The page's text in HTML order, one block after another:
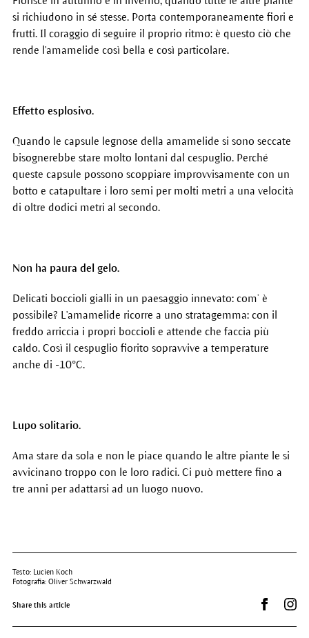
si richiudono in sé stesse. Porta contemporaneamente fiori e
frutti. Il coraggio di seguire il proprio ritmo: è questo ciò che
rende l'amamelide così bella e così particolare.
Effetto esplosivo.
Quando le capsule legnose della amamelide si sono seccate
bisognerebbe stare molto lontani dal cespuglio. Perché
queste capsule possono scoppiare improvvisamente con un
botto e catapultare i loro semi per molti metri a una velocità
di oltre dodici metri al secondo.
Non ha paura del gelo.
Delicati boccioli gialli in un paesaggio innevato: com’ è
possibile? L'amamelide ricorre a uno stratagemma: con il
freddo arriccia i propri boccioli e attende che faccia più
caldo. Così il cespuglio fiorito sopravvive a temperature
anche di -10°C.
Lupo solitario.
Ama stare da sola e non le piace quando le altre piante le si
avvicinano troppo con le loro radici. Ci può mettere fino a
tre anni per adattarsi ad un luogo nuovo.
Testo: Lucien Koch
Fotografia: Oliver Schwarzwald
Share this article Condividi